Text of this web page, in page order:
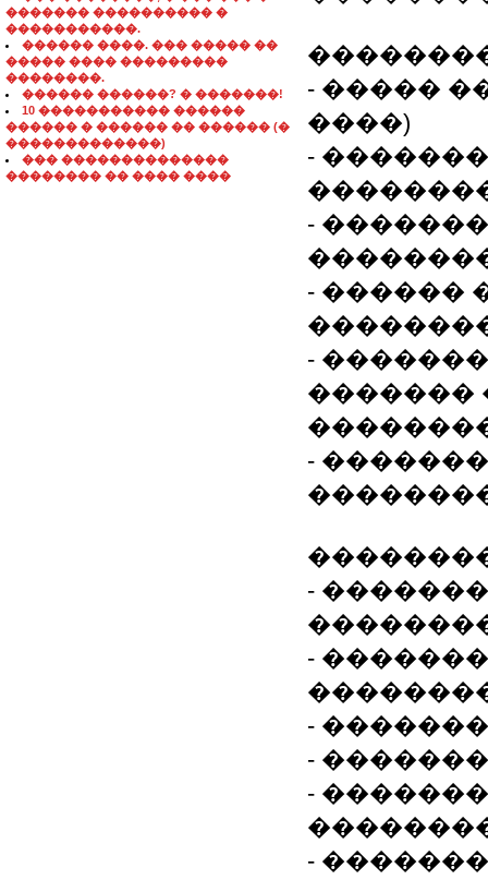
������� ���������� �
�����������.
������ ����. ��� ����� ��
����� ���� ���������
��������.
������ ������? � �������!
10 ����������� ������
������ � ������ �� ������ (�
�������������)
��� ��������������
�������� �� ���� ����
- �����
����)
-
-
- ������
-
�������
-
-
-
-
-
-
-